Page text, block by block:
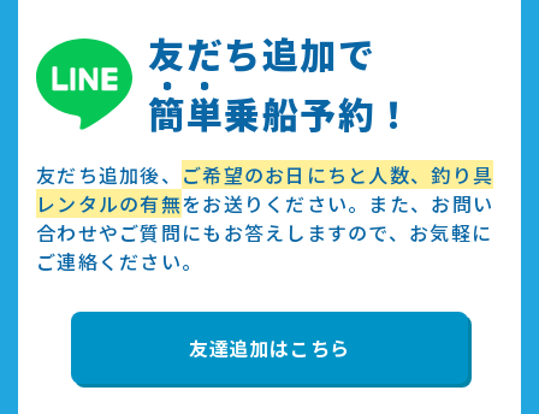
友だち追加で
簡単乗船予約！
友だち追加後、 ご希望のお日にちと人数、釣り具
レンタルの有無をお送りください。また、お問い
合わせやご質問にもお答えしますので、お気軽に
ご連絡ください。
友達追加はこちら